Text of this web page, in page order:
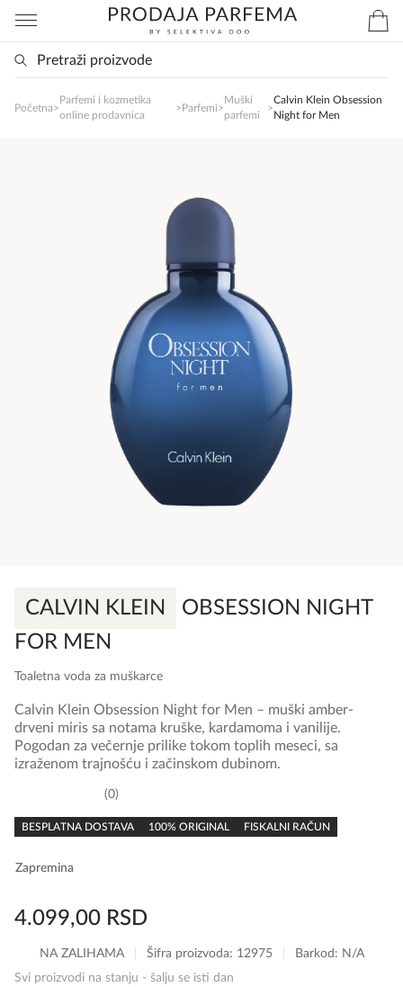
Početna>
Parfemi i kozmetika
online prodavnica
>Parfemi>
Muški
parfemi
>
Calvin Klein Obsession
Night for Men
CALVIN KLEIN
OBSESSION NIGHT
FOR MEN
Toaletna voda za muškarce
rating
0
BESPLATNA DOSTAVA 100% ORIGINAL FISKALNI RAČUN
Calvin Klein Obsession Night for Men – muški amber-
drveni miris sa notama kruške, kardamoma i vanilije.
Pogodan za večernje prilike tokom toplih meseci, sa
izraženom trajnošću i začinskom dubinom.
Zapremina
4.099,00 RSD
NA ZALIHAMA Šifra proizvoda: 12975
Barkod: N/A
Svi proizvodi na stanju - šalju se isti dan
SlađanAi Asistent
poručite svoj omiljeni parfem danas ali i za